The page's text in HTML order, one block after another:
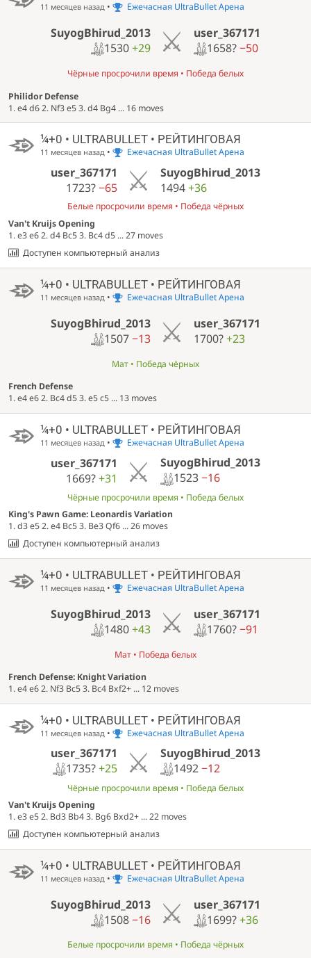
11 месяцев назад• Ежечасная UltraBullet Арена
SuyogBhirud_2013
1530+29
user_367171
1658?−50
Чёрные просрочили время • Победа белых
Philidor Defense
1. e4 d6 2. Nf3 e5 3. d4 Bg4 ... 16 moves
¼+0 • ULTRABULLET • РЕЙТИНГОВАЯ
11 месяцев назад• Ежечасная UltraBullet Арена
user_367171
1723?−65
SuyogBhirud_2013
1494+36
Белые просрочили время • Победа чёрных
Van't Kruijs Opening
1. e3 e6 2. d4 Bc5 3. Bc4 d5 ... 27 moves
Доступен компьютерный анализ
¼+0 • ULTRABULLET • РЕЙТИНГОВАЯ
11 месяцев назад• Ежечасная UltraBullet Арена
SuyogBhirud_2013
1507−13
user_367171
1700?+23
Мат • Победа чёрных
French Defense
1. e4 e6 2. Bc4 d5 3. e5 c5 ... 13 moves
¼+0 • ULTRABULLET • РЕЙТИНГОВАЯ
11 месяцев назад• Ежечасная UltraBullet Арена
user_367171
1669?+31
SuyogBhirud_2013
1523−16
Чёрные просрочили время • Победа белых
King's Pawn Game: Leonardis Variation
1. d3 e5 2. e4 Bc5 3. Be3 Qf6 ... 26 moves
Доступен компьютерный анализ
¼+0 • ULTRABULLET • РЕЙТИНГОВАЯ
11 месяцев назад• Ежечасная UltraBullet Арена
SuyogBhirud_2013
1480+43
user_367171
1760?−91
Мат • Победа белых
French Defense: Knight Variation
1. e4 e6 2. Nf3 Bc5 3. Bc4 Bxf2+ ... 12 moves
¼+0 • ULTRABULLET • РЕЙТИНГОВАЯ
11 месяцев назад• Ежечасная UltraBullet Арена
user_367171
1735?+25
SuyogBhirud_2013
1492−12
Чёрные просрочили время • Победа белых
Van't Kruijs Opening
1. e3 e5 2. Bd3 Bb4 3. Bg6 Bxd2+ ... 22 moves
Доступен компьютерный анализ
¼+0 • ULTRABULLET • РЕЙТИНГОВАЯ
11 месяцев назад• Ежечасная UltraBullet Арена
SuyogBhirud_2013
1508−16
user_367171
1699?+36
Белые просрочили время • Победа чёрных